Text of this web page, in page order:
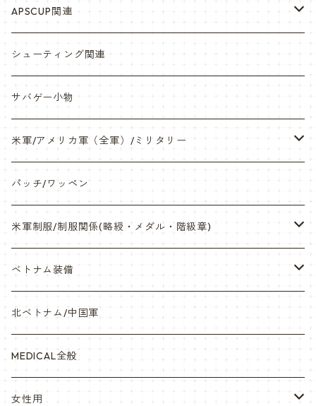
シール・ステッカー（UV加工）
缶バッチ
帽子・Tシャツ・エプロン
ネックレス・アクセサリー・スマホケース
サンダル・Bag
サバゲー装備品・バッテリー
オリジナルパッチ
841マスク・BDUカスタム
赤ちゃん用
YARSOC
APSCUP関連
岡崎APS部
本体・BB弾・小物類
シューティング関連
サバゲー小物
米軍/アメリカ軍（全軍）/ミリタリー
海兵隊/USMC
陸軍/USARMY
空軍/USAF
海軍/USN
宇宙軍
トレーニングウエア集
パッチ/ワッペン
米軍制服/制服関係(略綬・メダル・階級章)
略綬・リボンバー・メダル等
ピンズ類 階級章(ランク)・資格章等
アメリカ軍制服
ベトナム装備
サムズミリタリ屋さん
セスラー中田商店さん
EA east asia
北ベトナム/中国軍
MEDICAL全般
女性用